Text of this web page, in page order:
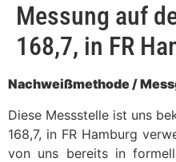
Messung auf
168,7, in FR
Nachweißmethode /
Diese Messstelle ist uns
168,7, in FR Hamburg
von uns bereits in